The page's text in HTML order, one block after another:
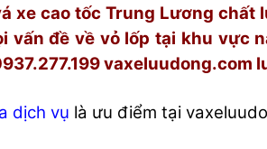
xe cao tốc Trung Lương chất
vấn đề về vỏ lốp tại khu vực
vaxeluudong.com
dịch vụ là ưu điểm tại